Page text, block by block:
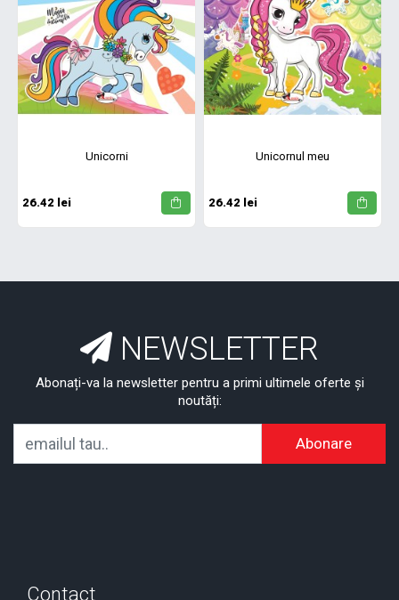
Unicorni
26.42 lei
Unicornul meu
26.42 lei
NEWSLETTER
Abonați-va la newsletter pentru a primi ultimele oferte și
noutăți:
Abonare
Contact